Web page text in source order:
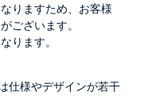
りますため、お客様
ございます。
ります。
仕様やデザインが若干